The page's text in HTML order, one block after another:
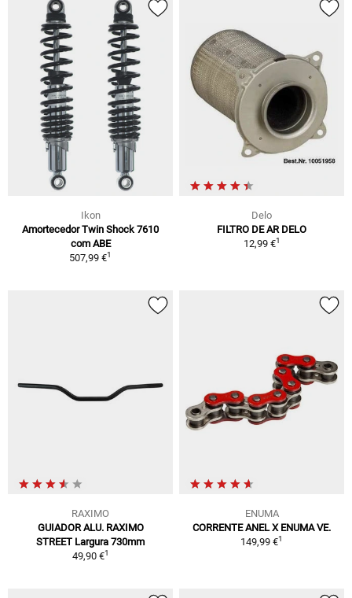
Ikon
Amortecedor Twin Shock 7610
com ABE
507,99 €1
Delo
FILTRO DE AR DELO
12,99 €1
RAXIMO
GUIADOR ALU. RAXIMO
STREET Largura 730mm
49,90 €1
ENUMA
CORRENTE ANEL X ENUMA VE.
149,99 €1